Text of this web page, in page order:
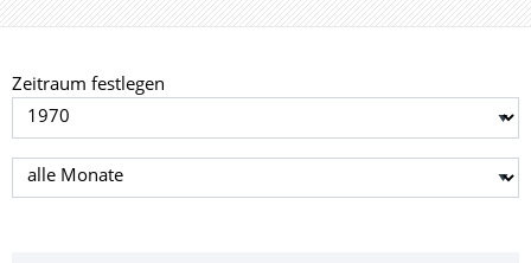
Zeitraum festlegen
Jahr auswählen
Monat auswählen